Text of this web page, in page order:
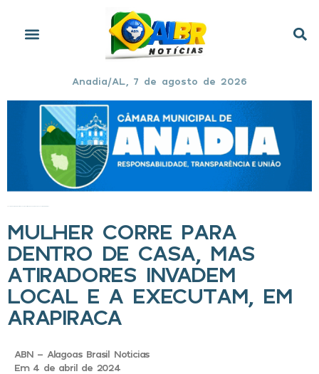
Anadia/AL, 7 de agosto de 2026
MULHER CORRE PARA
DENTRO DE CASA, MAS
ATIRADORES INVADEM
LOCAL E A EXECUTAM, EM
ARAPIRACA
ABN - Alagoas Brasil Noticias
Em 4 de abril de 2024